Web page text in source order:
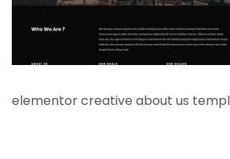
elementor creative about us